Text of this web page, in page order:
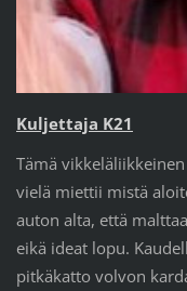
Kuljettaja K21
Tämä
vielä miettii mistä
auton alta, että
eikä ideat lopu.
pitkäkatto volvon